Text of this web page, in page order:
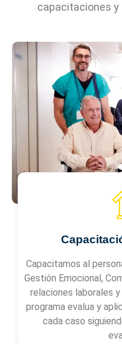
capacitaciones y
Capacitamos al
Gestión Emocional,
relaciones laborales
programa evalua y
cada caso